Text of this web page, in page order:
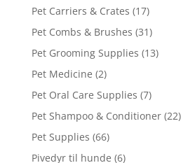
Pet Carriers & Crates (17)
Pet Combs & Brushes (31)
Pet Grooming Supplies (13)
Pet Medicine (2)
Pet Oral Care Supplies (7)
Pet Shampoo & Conditioner (22)
Pet Supplies (66)
Pivedyr til hunde (6)